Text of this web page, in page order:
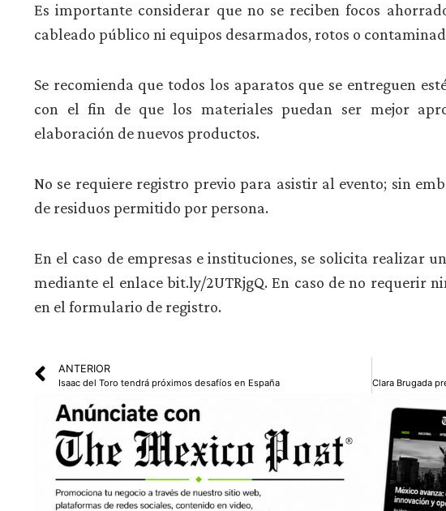
Es importante considerar que no se reciben focos
cableado público ni equipos desarmados, rotos o
Se recomienda que todos los aparatos que se entreguen
con el fin de que los materiales puedan ser mejor
elaboración de nuevos productos.
No se requiere registro previo para asistir al evento; sin
de residuos permitido por persona.
En el caso de empresas e instituciones, se solicita realizar
mediante el enlace bit.ly/2UTRjgQ. En caso de no requerir
en el formulario de registro.
ANTERIOR
Isaac del Toro tendrá próximos desafíos en España